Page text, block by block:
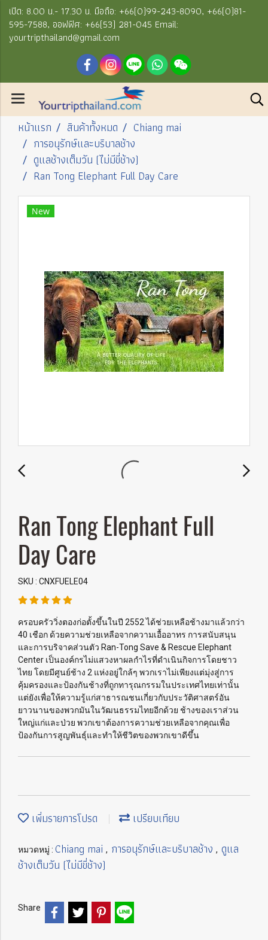
เปิด: 8.00 น.- 17.30 น. มือถือ: +66(0)99-243-8090, +66(0)81-
595-7588, ออฟฟิศ: +66(53) 281-045 Email:
yourtripthailand@gmail.com
หน้าแรก สินค้าทั้งหมด
Chiang mai
การอนุรักษ์และบริบาลช้าง
ดูแลช้างเต็มวัน (ไม่มีขี่ช้าง)
Ran Tong Elephant Full Day Care
New
Ran Tong Elephant Full
Day Care
SKU : CNXFUELE04
ครอบครัววิ่งตองก่อตั้งขึ้นในปี 2552 ได้ช่วยเหลือช้างมาแล้วกว่า
40 เชือก ด้วยความช่วยเหลือจากความเอื้ออาทร การสนับสนุน
และการบริจาคส่วนตัว Ran-Tong Save & Rescue Elephant
Center เป็นองค์กรไม่แสวงหาผลกำไรที่ดำเนินกิจการโดยชาว
ไทย โดยมีศูนย์ช้าง 2 แห่งอยู่ใกล้ๆ พวกเราไม่เพียงแต่มุ่งสู่การ
คุ้มครองและป้องกันช้างที่ถูกทารุณกรรมในประเทศไทยเท่านั้น
แต่ยังเพื่อให้ความรู้แก่สาธารณชนเกี่ยวกับประวัติศาสตร์อัน
ยาวนานของพวกมันในวัฒนธรรมไทยอีกด้วย ช้างของเราส่วน
ใหญ่แก่และป่วย พวกเขาต้องการความช่วยเหลือจากคุณเพื่อ
ป้องกันการสูญพันธุ์และทำให้ชีวิตของพวกเขาดีขึ้น
เพิ่มรายการโปรด เปรียบเทียบ
หมวดหมู่ : Chiang mai , การอนุรักษ์และบริบาลช้าง , ดูแล
ช้างเต็มวัน (ไม่มีขี่ช้าง)
Share